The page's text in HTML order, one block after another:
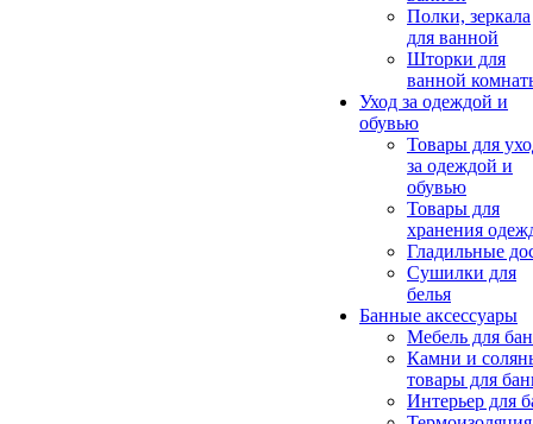
Полки, зеркала
для ванной
Шторки для
ванной
Уход за одеждой и
обувью
Товары для
за одеждой и
обувью
Товары для
хранения
Гладильные
Сушилки для
белья
Банные аксессуары
Мебель для
Камни и
товары для
Интерьер для